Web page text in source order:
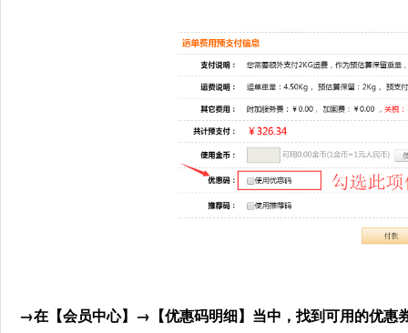
→在【会员中心】→【优惠码明细】当中，找到可用的优惠